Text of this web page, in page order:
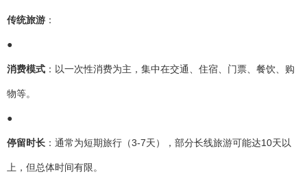
传统旅游 ：
●
消费模式 ：以一次性消费为主，集中在交通、住宿、门票、餐饮、购
物等。
●
停留时长 ：通常为短期旅行（3-7天），部分长线旅游可能达10天以
上，但总体时间有限。